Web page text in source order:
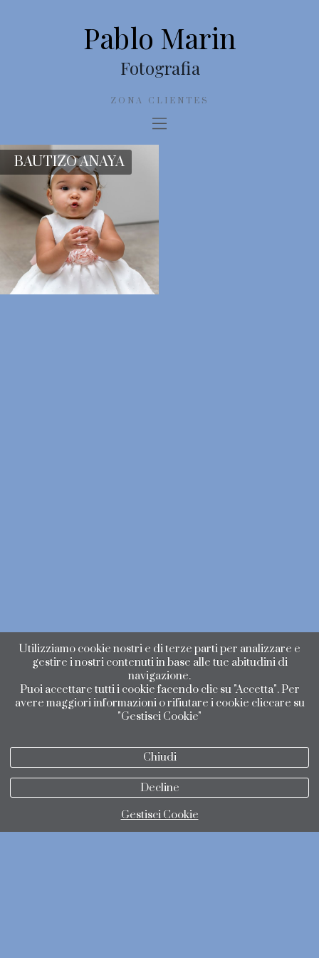
Pablo Marin
Fotografia
ZONA CLIENTES
BAUTIZO ANAYA
Utilizziamo cookie nostri e di terze parti per analizzare e
gestire i nostri contenuti in base alle tue abitudini di
navigazione.
Puoi accettare tutti i cookie facendo clic su "Accetta". Per
avere maggiori informazioni o rifiutare i cookie cliccare su
"Gestisci Cookie"
Chiudi
Decline
Gestisci Cookie